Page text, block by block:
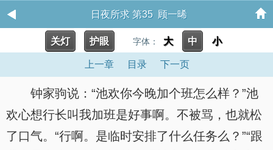
日夜所求 第35 顾一晞
关灯 护眼 字体： 大 中 小
上一章 目录 下一页
钟家驹说：“池欢你今晚加个班怎么样？”池
欢心想行长叫我加班是好事啊。不被骂，也就松
了口气。“行啊。是临时安排了什么任务么？”“跟